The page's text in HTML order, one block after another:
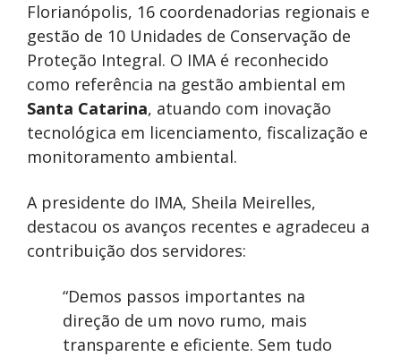
Florianópolis, 16 coordenadorias regionais e
gestão de 10 Unidades de Conservação de
Proteção Integral. O IMA é reconhecido
como referência na gestão ambiental em
Santa Catarina, atuando com inovação
tecnológica em licenciamento, fiscalização e
monitoramento ambiental.
A presidente do IMA, Sheila Meirelles,
destacou os avanços recentes e agradeceu a
contribuição dos servidores:
“Demos passos importantes na
direção de um novo rumo, mais
transparente e eficiente. Sem tudo